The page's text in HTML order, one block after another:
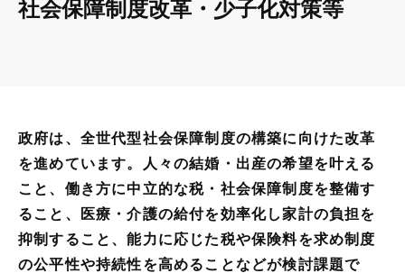
社会保障制度改革・少子化対策等
政府は、全世代型社会保障制度の構築に向けた改革
を進めています。人々の結婚・出産の希望を叶える
こと、働き方に中立的な税・社会保障制度を整備す
ること、医療・介護の給付を効率化し家計の負担を
抑制すること、能力に応じた税や保険料を求め制度
の公平性や持続性を高めることなどが検討課題で